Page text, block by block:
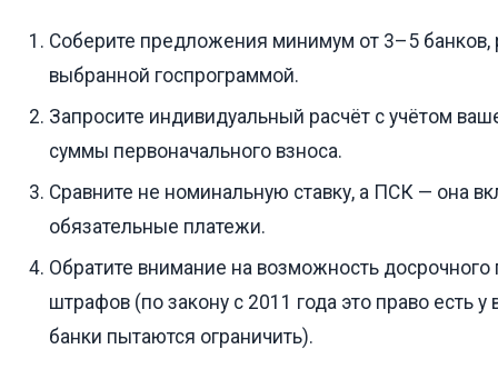
Соберите предложения минимум от 3–5 банков,
выбранной госпрограммой.
Запросите индивидуальный расчёт с учётом
суммы первоначального взноса.
Сравните не номинальную ставку, а ПСК — она
обязательные платежи.
Обратите внимание на возможность
штрафов (по закону с 2011 года это право есть у
банки пытаются ограничить).